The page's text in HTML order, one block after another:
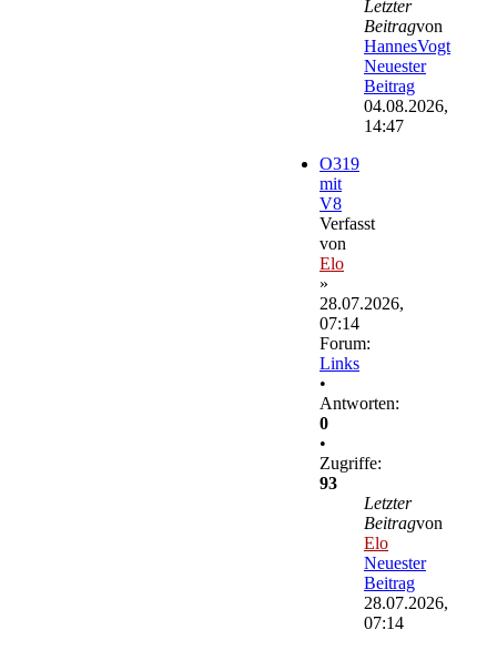
Letzter
Beitragvon
HannesVogt
Neuester
Beitrag
04.08.2026,
14:47
O319
mit
V8
Verfasst
von
Elo
»
28.07.2026,
07:14
Forum:
Links
•
Antworten:
0
•
Zugriffe:
93
Letzter
Beitragvon
Elo
Neuester
Beitrag
28.07.2026,
07:14